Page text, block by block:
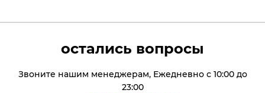
остались вопросы
Звоните нашим менеджерам, Ежедневно с 10:00 до
23:00